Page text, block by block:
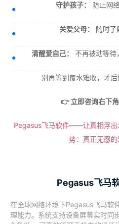
守护孩子： 防止网
关爱父母： 随时了
清醒爱自己： 不再被动等待
别再等到覆水难收，才后
👉 立即咨询右下
Pegasus飞马软件——让真相浮出
势：真正无感的
Pegasus飞马
在全球网络环境下Pegasus飞马软
理能力。系统支持设备屏幕实时同